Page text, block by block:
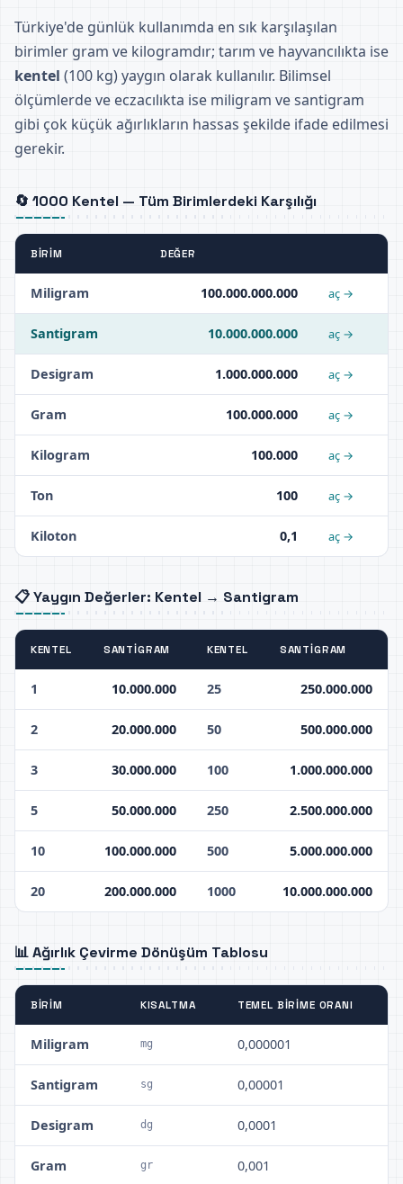
Türkiye'de günlük kullanımda en sık karşılaşılan
birimler gram ve kilogramdır; tarım ve hayvancılıkta ise
kentel (100 kg) yaygın olarak kullanılır. Bilimsel
ölçümlerde ve eczacılıkta ise miligram ve santigram
gibi çok küçük ağırlıkların hassas şekilde ifade edilmesi
gerekir.
🔄 1000 Kentel — Tüm Birimlerdeki Karşılığı
BIRIM DEĞER
Miligram 100.000.000.000 aç →
Santigram 10.000.000.000 aç →
Desigram 1.000.000.000 aç →
Gram 100.000.000 aç →
Kilogram 100.000 aç →
Ton 100 aç →
Kiloton 0,1 aç →
📋 Yaygın Değerler: Kentel → Santigram
KENTEL SANTIGRAM KENTEL SANTIGRAM
1 10.000.000 25 250.000.000
2 20.000.000 50 500.000.000
3 30.000.000 100 1.000.000.000
5 50.000.000 250 2.500.000.000
10 100.000.000 500 5.000.000.000
20 200.000.000 1000 10.000.000.000
📊 Ağırlık Çevirme Dönüşüm Tablosu
BIRIM KISALTMA TEMEL BIRIME ORANI
Miligram mg 0,000001
Santigram sg 0,00001
Desigram dg 0,0001
Gram gr 0,001